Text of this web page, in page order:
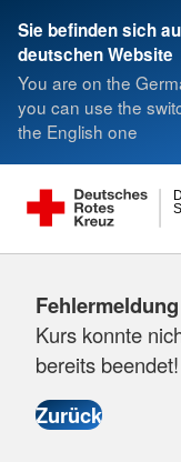
Sie befinden sich
deutschen Website
You are on the
you can use the
the English one
Fehlermeldung
Kurs konnte
bereits beendet!